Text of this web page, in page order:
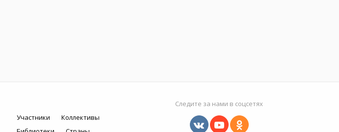
Участники
Коллективы
Следите за нами в соцсетях